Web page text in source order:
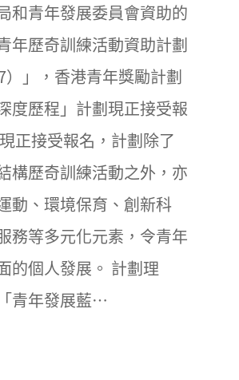
和青年發展委員會資助的
年歷奇訓練活動資助計劃
）」，香港青年獎勵計劃
度歷程」計劃現正接受報
正接受報名，計劃除了
構歷奇訓練活動之外，亦
動、環境保育、創新科
務等多元化元素，令青年
的個人發展。 計劃理
青年發展藍…